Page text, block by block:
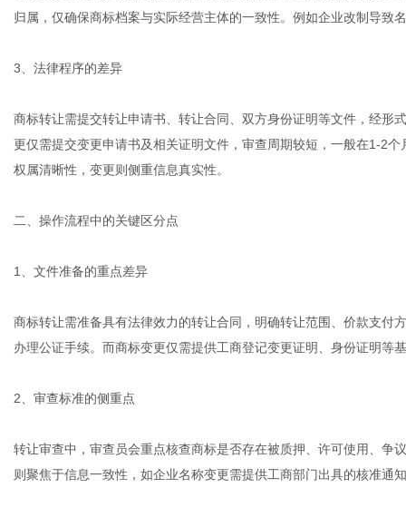
归属，仅确保商标档案与实际经营主体的一致性。例如企业改制导致
3、法律程序的差异
商标转让需提交转让申请书、转让合同、双方身份证明等文件，经形
更仅需提交变更申请书及相关证明文件，审查周期较短，一般在1-2
权属清晰性，变更则侧重信息真实性。
二、操作流程中的关键区分点
1、文件准备的重点差异
商标转让需准备具有法律效力的转让合同，明确转让范围、价款支付
办理公证手续。而商标变更仅需提供工商登记变更证明、身份证明等
2、审查标准的侧重点
转让审查中，审查员会重点核查商标是否存在被质押、许可使用、争
则聚焦于信息一致性，如企业名称变更需提供工商部门出具的核准通